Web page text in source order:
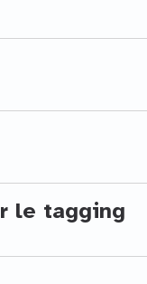
le tagging